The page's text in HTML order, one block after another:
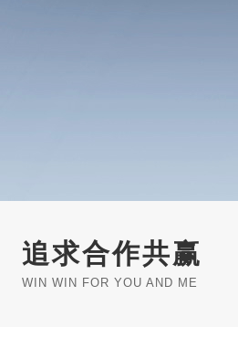
追求合作共赢
WIN WIN FOR YOU AND ME